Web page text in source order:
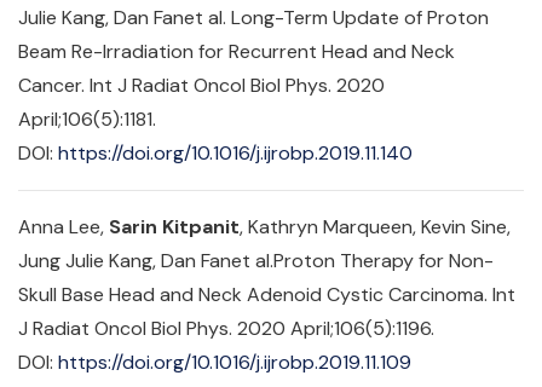
Julie Kang, Dan Fanet al. Long-Term Update of Proton
Beam Re-Irradiation for Recurrent Head and Neck
Cancer. Int J Radiat Oncol Biol Phys. 2020
April;106(5):1181.
DOI: https://doi.org/10.1016/j.ijrobp.2019.11.140
Anna Lee, Sarin Kitpanit, Kathryn Marqueen, Kevin Sine,
Jung Julie Kang, Dan Fanet al.Proton Therapy for Non-
Skull Base Head and Neck Adenoid Cystic Carcinoma. Int
J Radiat Oncol Biol Phys. 2020 April;106(5):1196.
DOI: https://doi.org/10.1016/j.ijrobp.2019.11.109